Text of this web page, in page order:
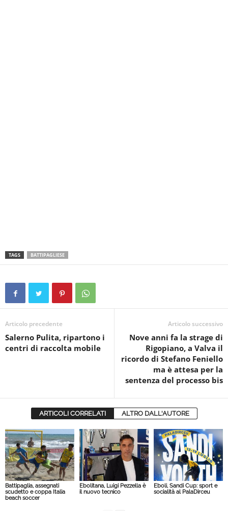
TAGS BATTIPAGLIESE
Articolo precedente
Salerno Pulita, ripartono i
centri di raccolta mobile
Articolo successivo
Nove anni fa la strage di
Rigopiano, a Valva il
ricordo di Stefano Feniello
ma è attesa per la
sentenza del processo bis
ARTICOLI CORRELATI ALTRO DALL'AUTORE
Battipaglia, assegnati
scudetto e coppa Italia
beach soccer
Ebolitana, Luigi Pezzella è
il nuovo tecnico
Eboli, Sandi Cup: sport e
socialità al PalaDirceu